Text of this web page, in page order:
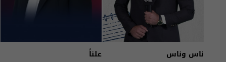
ناس وناس علناً